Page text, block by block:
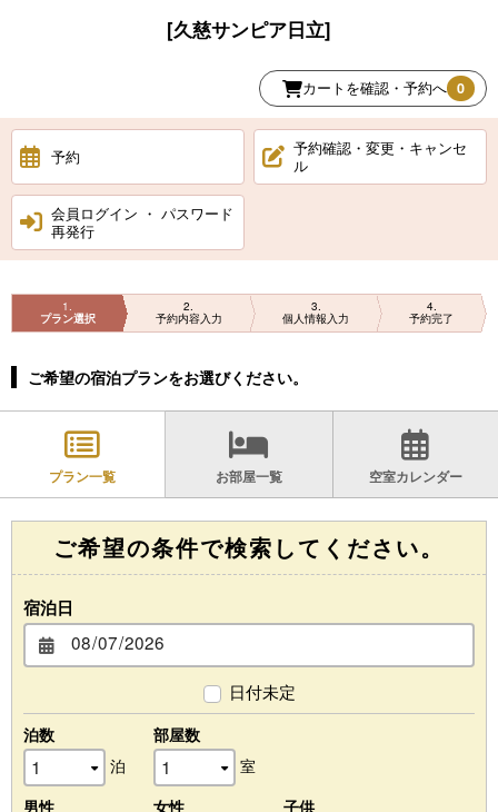
[久慈サンピア日立]
カートを確認・予約へ 0
予約
予約確認・変更・キャンセ
ル
会員ログイン ・ パスワード
再発行
1
プラン選択
2
予約内容入力
3
個人情報入力
4
予約完了
ご希望の宿泊プランをお選びください。
プラン一覧 お部屋一覧 空室カレンダー
ご希望の条件で検索してください。
宿泊日
日付未定
泊数
泊
部屋数
室
男性
女性
子供